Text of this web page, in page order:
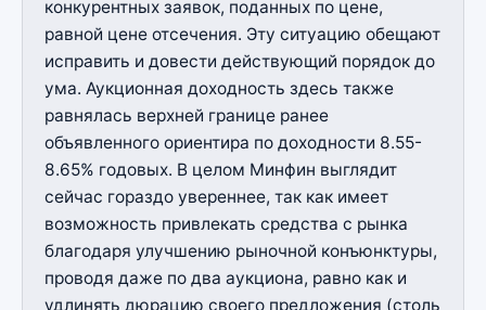
конкурентных заявок, поданных по цене,
равной цене отсечения. Эту ситуацию обещают
исправить и довести действующий порядок до
ума. Аукционная доходность здесь также
равнялась верхней границе ранее
объявленного ориентира по доходности 8.55-
8.65% годовых. В целом Минфин выглядит
сейчас гораздо увереннее, так как имеет
возможность привлекать средства с рынка
благодаря улучшению рыночной конъюнктуры,
проводя даже по два аукциона, равно как и
удлинять дюрацию своего предложения (столь